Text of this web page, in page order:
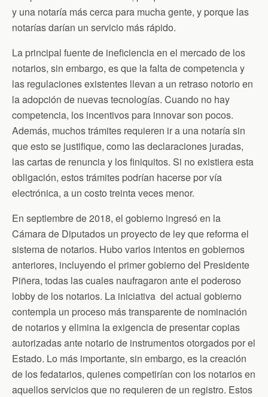
y una notaría más cerca para mucha gente, y porque las
notarías darían un servicio más rápido.
La principal fuente de ineficiencia en el mercado de los
notarios, sin embargo, es que la falta de competencia y
las regulaciones existentes llevan a un retraso notorio en
la adopción de nuevas tecnologías. Cuando no hay
competencia, los incentivos para innovar son pocos.
Además, muchos trámites requieren ir a una notaría sin
que esto se justifique, como las declaraciones juradas,
las cartas de renuncia y los finiquitos. Si no existiera esta
obligación, estos trámites podrían hacerse por vía
electrónica, a un costo treinta veces menor.
En septiembre de 2018, el gobierno ingresó en la
Cámara de Diputados un proyecto de ley que reforma el
sistema de notarios. Hubo varios intentos en gobiernos
anteriores, incluyendo el primer gobierno del Presidente
Piñera, todas las cuales naufragaron ante el poderoso
lobby de los notarios. La iniciativa del actual gobierno
contempla un proceso más transparente de nominación
de notarios y elimina la exigencia de presentar copias
autorizadas ante notario de instrumentos otorgados por el
Estado. Lo más importante, sin embargo, es la creación
de los fedatarios, quienes competirían con los notarios en
aquellos servicios que no requieren de un registro. Estos